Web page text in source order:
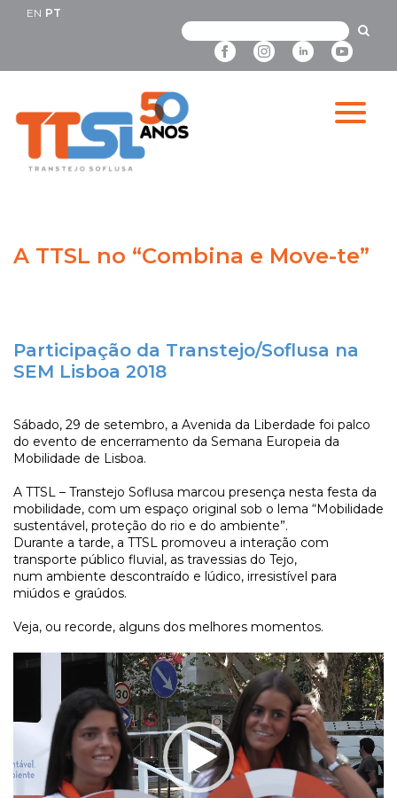
EN PT
A TTSL no “Combina e Move-te”
Participação da Transtejo/Soflusa na
SEM Lisboa 2018
Sábado, 29 de setembro, a Avenida da Liberdade foi palco
do evento de encerramento da Semana Europeia da
Mobilidade de Lisboa.
A TTSL – Transtejo Soflusa marcou presença nesta festa da
mobilidade, com um espaço original sob o lema “Mobilidade
sustentável, proteção do rio e do ambiente”.
Durante a tarde, a TTSL promoveu a interação com
transporte público fluvial, as travessias do Tejo,
num ambiente descontraído e lúdico, irresistível para
miúdos e graúdos.
Veja, ou recorde, alguns dos melhores momentos.
Reprodutor